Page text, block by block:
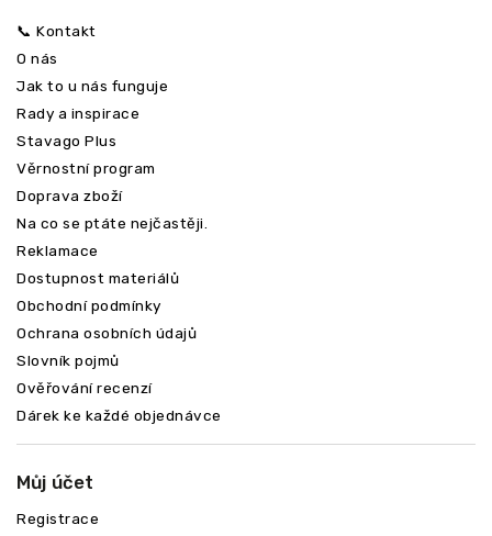
📞 Kontakt
O nás
Jak to u nás funguje
Rady a inspirace
Stavago Plus
Věrnostní program
Doprava zboží
Na co se ptáte nejčastěji.
Reklamace
Dostupnost materiálů
Obchodní podmínky
Ochrana osobních údajů
Slovník pojmů
Ověřování recenzí
Dárek ke každé objednávce
Můj účet
Registrace